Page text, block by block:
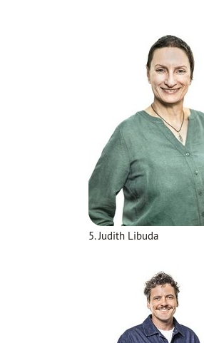
5. Judith Libuda